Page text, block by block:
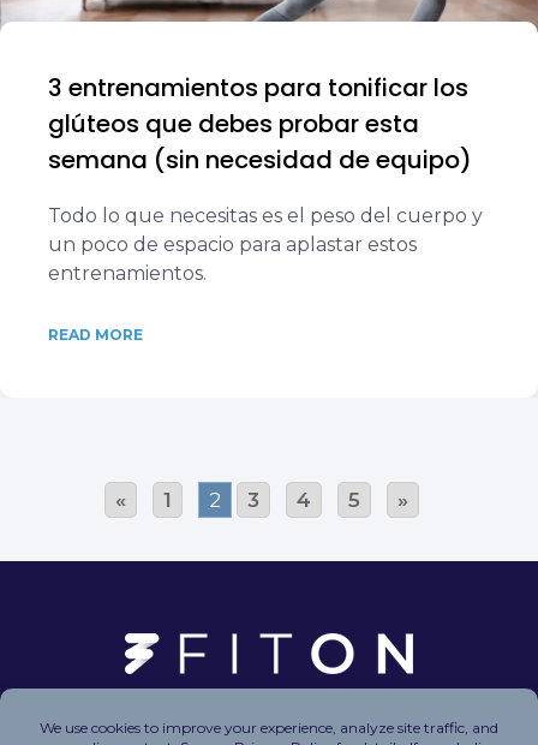
3 entrenamientos para tonificar los
glúteos que debes probar esta
semana (sin necesidad de equipo)
Todo lo que necesitas es el peso del cuerpo y
un poco de espacio para aplastar estos
entrenamientos.
READ MORE
« 1 2 3 4 5 »